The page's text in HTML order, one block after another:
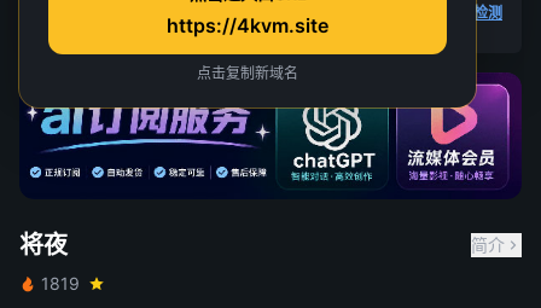
播放检测
将夜
简介
1819
https://4kvm.site
点击复制新域名